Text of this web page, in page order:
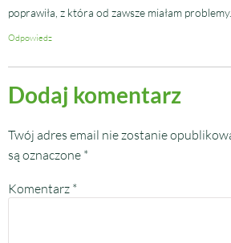
poprawiła, z która od zawsze miałam
Odpowiedz
Dodaj komentarz
Twój adres email nie zostanie
są oznaczone *
Komentarz *